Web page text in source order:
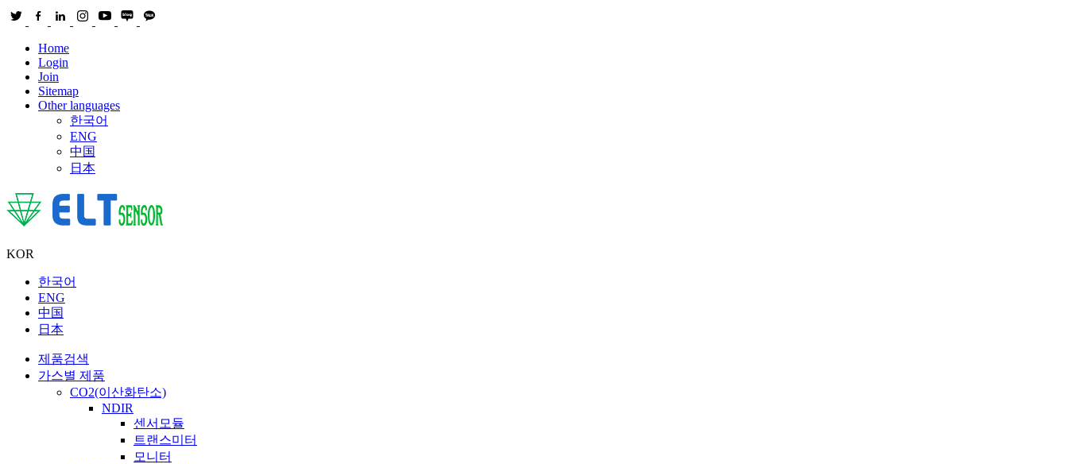
Home
Login
Join
Sitemap
Other languages
한국어
ENG
中国
日本
KOR
한국어
ENG
中国
日本
제품검색
가스별 제품
CO2(이산화탄소)
NDIR
센서모듈
트랜스미터
모니터